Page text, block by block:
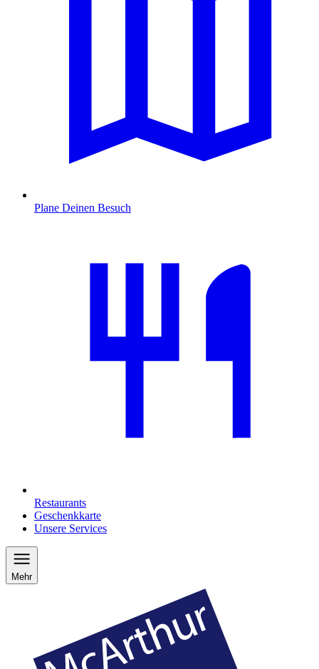
Plane Deinen Besuch
Restaurants
Geschenkkarte
Unsere Services
Mehr